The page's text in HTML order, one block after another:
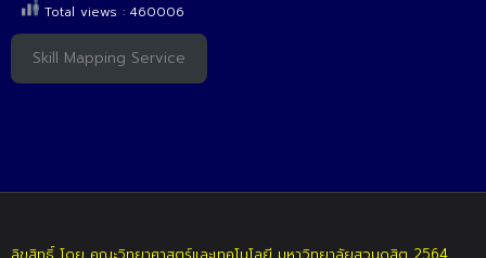
Total views : 460006
Skill Mapping Service